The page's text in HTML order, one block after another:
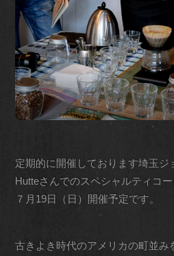
定期的に開催しております埼玉ジ
Hutteさんでのスペシャルティコ
７月19日（日）開催予定です。
古きよき時代のアメリカの町並み